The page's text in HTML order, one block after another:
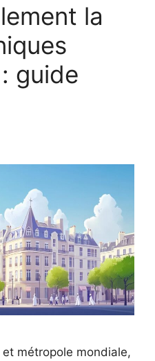
la
guide
métropole mondiale,